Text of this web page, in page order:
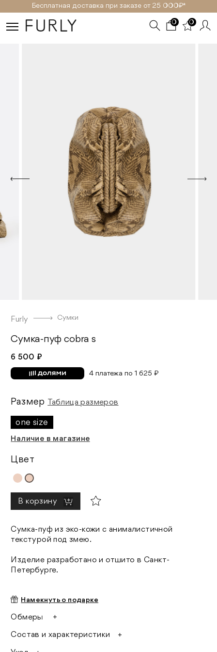
Бесплатная доставка при заказе от 25 000₽ *
0 0
Furly Сумки
Сумка-пуф cobra s
6 500 ₽
4 платежа по 1 625 ₽
Размер Таблица размеров
one size
Наличие в магазине
Цвет
В корзину
Сумка-пуф из эко-кожи с анималистичной
текстурой под змею.
Изделие разработано и отшито в Санкт-
Петербурге.
Намекнуть о подарке
Обмеры
Ширина: 19 см
Состав и характеристики